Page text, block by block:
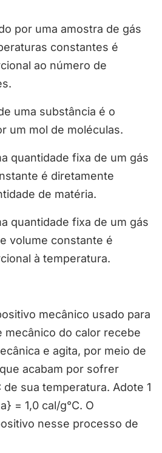
por uma amostra de gás
constantes é
ao número de
uma substância é o
um mol de moléculas.
quantidade fixa de um gás
é diretamente
de matéria.
quantidade fixa de um gás
volume constante é
à temperatura.
mecânico usado para
mecânico do calor recebe
e agita, por meio de
acabam por sofrer
de sua temperatura. Adote 1
= 1,0 cal/g°C. O
nesse processo de